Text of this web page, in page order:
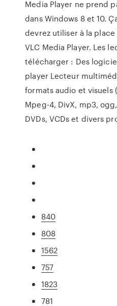
Media Player ne prend
dans Windows 8 et 10.
devrez utiliser à la
VLC Media Player. Les
télécharger : Des
player Lecteur
formats audio et visuels
Mpeg-4, DivX, mp3,
DVDs, VCDs et divers
840
808
1562
757
1823
781